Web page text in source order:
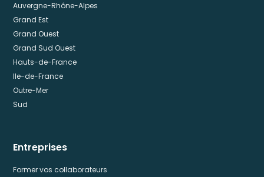
Auvergne-Rhône-Alpes
Grand Est
Grand Ouest
Grand Sud Ouest
Hauts-de-France
Ile-de-France
Outre-Mer
Sud
Entreprises
Former vos collaborateurs